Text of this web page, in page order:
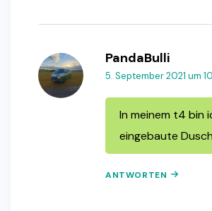
PandaBulli
5. September 2021 um
In meinem t4 bin
eingebaute
ANTWORTEN